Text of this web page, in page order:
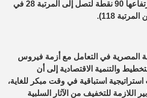
التنافسية، إلى جانب ارتفاعها 90 نقطة لتصل إلى المرتبة 28 في
118).
المصرية في التعامل مع أزمة فيروس
والتنمية الاقتصادية إلى أن
استباقية في وقت مبكر للغاية،
اللازمة للتخفيف من الآثار السلبية